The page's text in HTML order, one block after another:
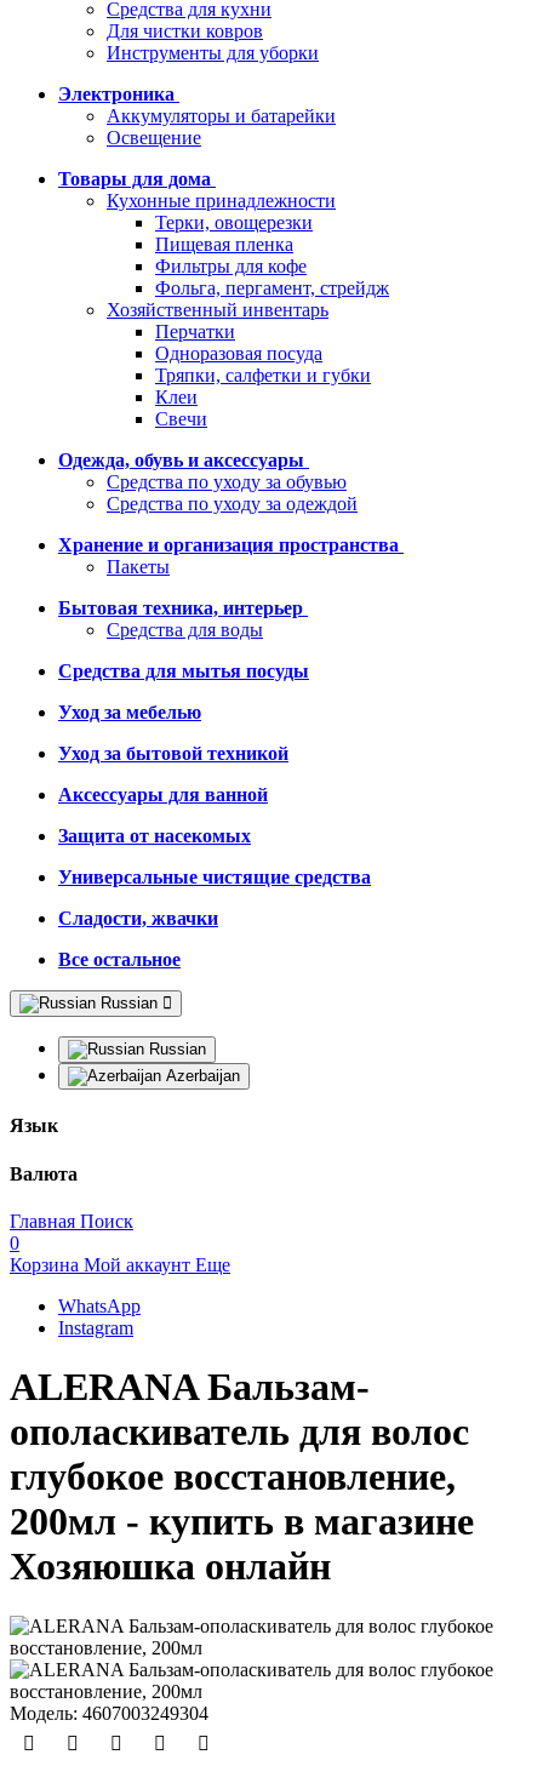
Средства для кухни
Для чистки ковров
Инструменты для уборки
Электроника
Аккумуляторы и батарейки
Освещение
Товары для дома
Кухонные принадлежности
Терки, овощерезки
Пищевая пленка
Фильтры для кофе
Фольга, пергамент, стрейдж
Хозяйственный инвентарь
Перчатки
Одноразовая посуда
Тряпки, салфетки и губки
Клеи
Свечи
Одежда, обувь и аксессуары
Средства по уходу за обувью
Средства по уходу за одеждой
Хранение и организация пространства
Пакеты
Бытовая техника, интерьер
Средства для воды
Средства для мытья посуды
Уход за мебелью
Уход за бытовой техникой
Аксессуары для ванной
Защита от насекомых
Универсальные чистящие средства
Сладости, жвачки
Все остальное
Russian
Russian
Azerbaijan
Язык
Валюта
Главная Поиск
0
Корзина Мой аккаунт Еще
WhatsApp
Instagram
ALERANA Бальзам-
ополаскиватель для волос
глубокое восстановление,
200мл - купить в магазине
Хозяюшка онлайн
Модель: 4607003249304